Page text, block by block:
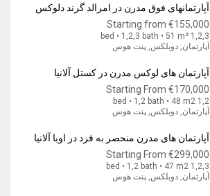
آپارتمانهای فوق مدرن در امرالد گرند دلوکس
Starting from €155,000
1,2,3 bed • 1,2,3 bath • 51 m²
آپارتمان, دوبلکس, پنت هوس
آپارتمان های لوکس مدرن در کستل آلانیا
Starting From €170,000
1,2 bed • 1,2 bath • 48 m2
آپارتمان, دوبلکس, پنت هوس
آپارتمان های مدرن منحصر به فرد در اوبا آلانیا
Starting From €299,000
1,2,3 bed • 1,2 bath • 47 m2
آپارتمان, دوبلکس, پنت هوس